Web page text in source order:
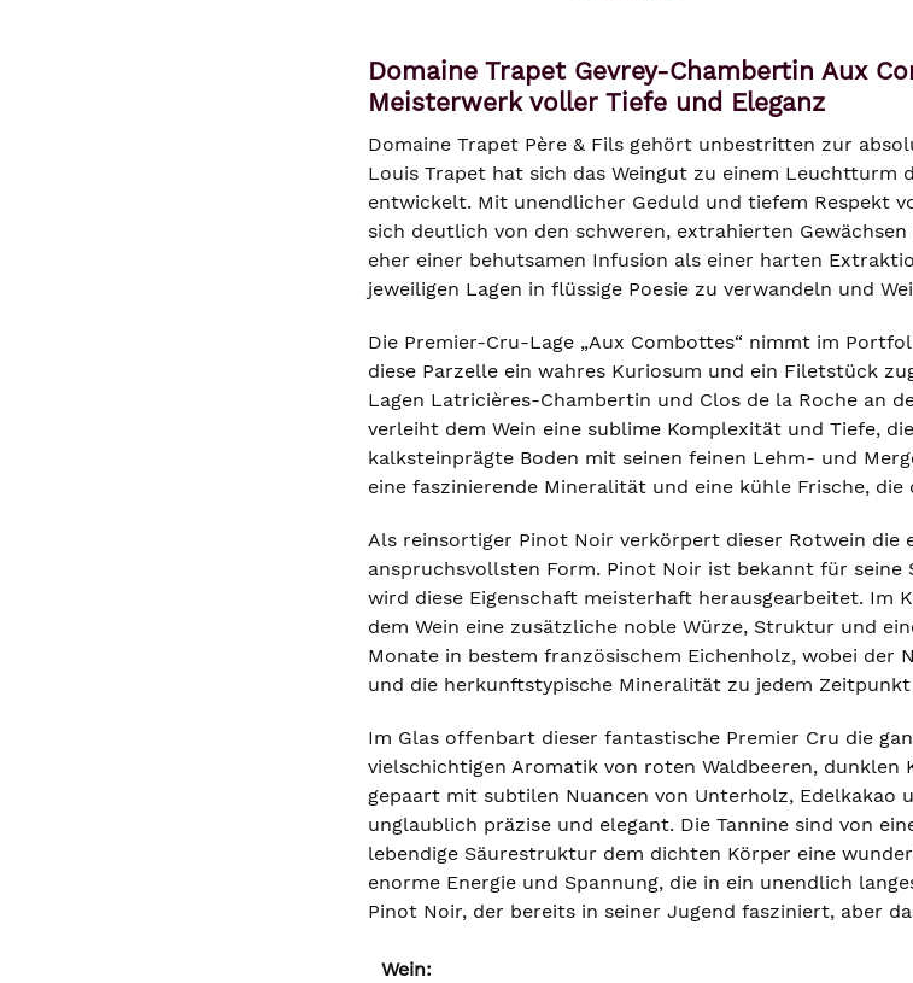
Domaine Trapet Gevrey-Chambertin Aux
Meisterwerk voller Tiefe und Eleganz
Domaine Trapet Père & Fils gehört unbestritten zur
Louis Trapet hat sich das Weingut zu einem
entwickelt. Mit unendlicher Geduld und tiefem Respekt
sich deutlich von den schweren, extrahierten
eher einer behutsamen Infusion als einer harten
jeweiligen Lagen in flüssige Poesie zu verwandeln und
Die Premier-Cru-Lage „Aux Combottes“ nimmt im
diese Parzelle ein wahres Kuriosum und ein Filetstück
Lagen Latricières-Chambertin und Clos de la Roche an
verleiht dem Wein eine sublime Komplexität und Tiefe,
kalksteinprägte Boden mit seinen feinen Lehm- und
eine faszinierende Mineralität und eine kühle Frische,
Als reinsortiger Pinot Noir verkörpert dieser Rotwein die
anspruchsvollsten Form. Pinot Noir ist bekannt für
wird diese Eigenschaft meisterhaft herausgearbeitet. Im
dem Wein eine zusätzliche noble Würze, Struktur und
Monate in bestem französischem Eichenholz, wobei
und die herkunftstypische Mineralität zu jedem
Im Glas offenbart dieser fantastische Premier Cru die
vielschichtigen Aromatik von roten Waldbeeren,
gepaart mit subtilen Nuancen von Unterholz, Edelkakao
unglaublich präzise und elegant. Die Tannine sind von
lebendige Säurestruktur dem dichten Körper eine
enorme Energie und Spannung, die in ein unendlich
Pinot Noir, der bereits in seiner Jugend fasziniert, aber
Wein: